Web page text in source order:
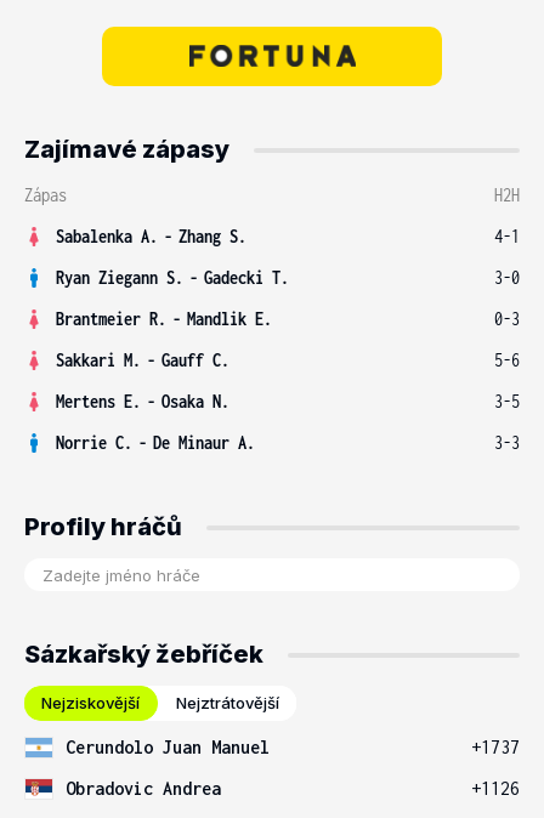
Zajímavé zápasy
Zápas
H2H
Sabalenka A. - Zhang S.
4-1
Ryan Ziegann S. - Gadecki T.
3-0
Brantmeier R. - Mandlik E.
0-3
Sakkari M. - Gauff C.
5-6
Mertens E. - Osaka N.
3-5
Norrie C. - De Minaur A. 3-3
Profily hráčů
Sázkařský žebříček
Nejziskovější Nejztrátovější
Cerundolo Juan Manuel
+1737
Obradovic Andrea
+1126